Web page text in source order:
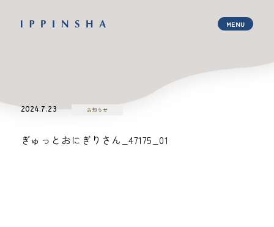
2024.7.23 お知らせ
ぎゅっとおにぎりさん_47175_01